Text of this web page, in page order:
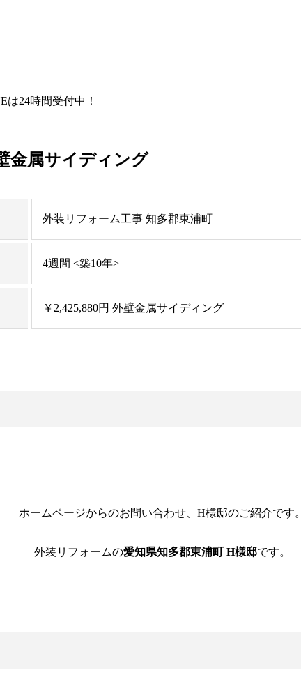
は24時間受付中！
金属サイディング
外装リフォーム工事 知多郡東浦町
4週間 <築10年>
￥2,425,880円 外壁金属サイディング
ホームページからのお問い合わせ、H様邸のご紹介です。
外装リフォームの愛知県知多郡東浦町 H様邸です。